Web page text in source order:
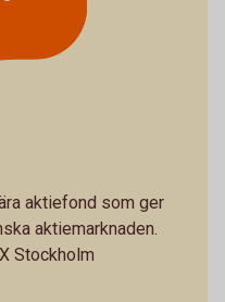
aktiefond som ger
aktiemarknaden.
Stockholm